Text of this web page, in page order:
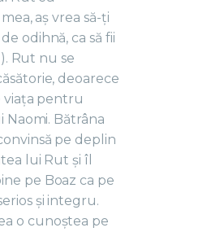
mea, aș vrea să-ți
odihnă, ca să fii
Rut nu se
deoarece
viața pentru
Naomi. Bătrâna
pe deplin
lui Rut și îl
pe Boaz ca pe
și integru.
o cunoștea pe